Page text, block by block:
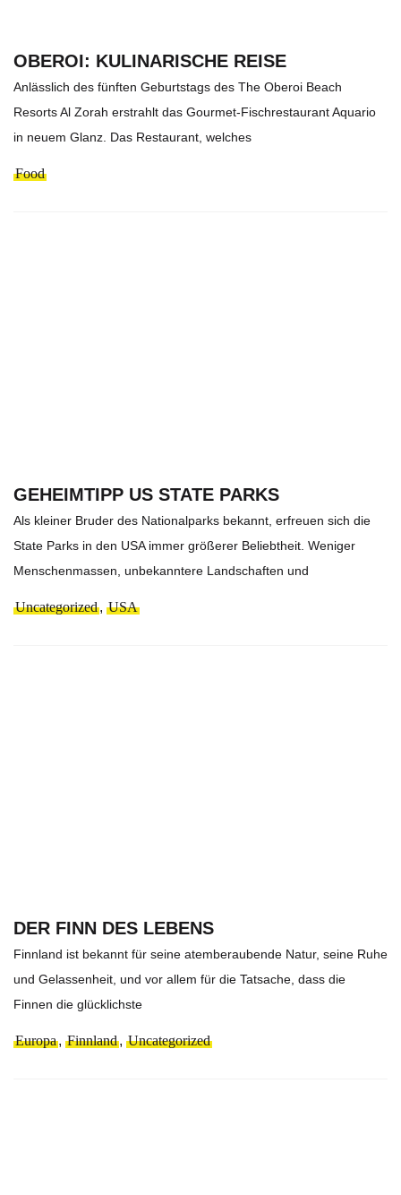
OBEROI: KULINARISCHE REISE
Anlässlich des fünften Geburtstags des The Oberoi Beach
Resorts Al Zorah erstrahlt das Gourmet-Fischrestaurant Aquario
in neuem Glanz. Das Restaurant, welches
Food
GEHEIMTIPP US STATE PARKS
Als kleiner Bruder des Nationalparks bekannt, erfreuen sich die
State Parks in den USA immer größerer Beliebtheit. Weniger
Menschenmassen, unbekanntere Landschaften und
Uncategorized, USA
DER FINN DES LEBENS
Finnland ist bekannt für seine atemberaubende Natur, seine Ruhe
und Gelassenheit, und vor allem für die Tatsache, dass die
Finnen die glücklichste
Europa, Finnland, Uncategorized